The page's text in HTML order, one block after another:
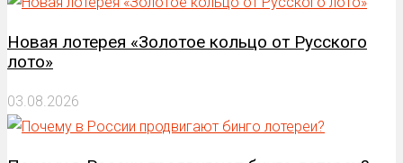
Новая лотерея «Золотое кольцо от Русского
лото»
03.08.2026